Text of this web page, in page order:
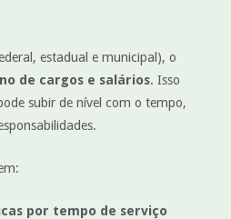
estadual e municipal), o
de cargos e salários. Isso
subir de nível com o tempo,
por tempo de serviço